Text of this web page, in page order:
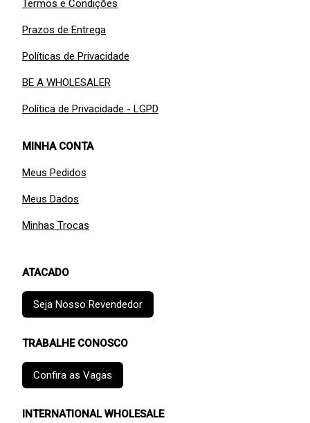
Termos e Condições
Prazos de Entrega
Políticas de Privacidade
BE A WHOLESALER
Política de Privacidade - LGPD
MINHA CONTA
Meus Pedidos
Meus Dados
Minhas Trocas
ATACADO
Seja Nosso Revendedor
TRABALHE CONOSCO
Confira as Vagas
INTERNATIONAL WHOLESALE